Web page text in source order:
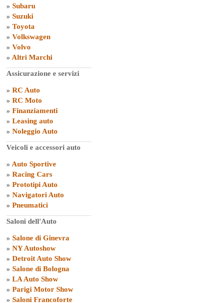
» Subaru
» Suzuki
» Toyota
» Volkswagen
» Volvo
» Altri Marchi
Assicurazione e servizi
» RC Auto
» RC Moto
» Finanziamenti
» Leasing auto
» Noleggio Auto
Veicoli e accessori auto
» Auto Sportive
» Racing Cars
» Prototipi Auto
» Navigatori Auto
» Pneumatici
Saloni dell'Auto
» Salone di Ginevra
» NY Autoshow
» Detroit Auto Show
» Salone di Bologna
» LA Auto Show
» Parigi Motor Show
» Saloni Francoforte